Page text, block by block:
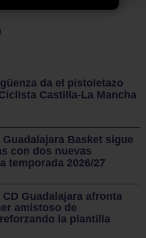
da el pistoletazo
Castilla-La Mancha
Guadalajara Basket sigue
con dos nuevas
temporada 2026/27
CD Guadalajara afronta
amistoso de
la plantilla